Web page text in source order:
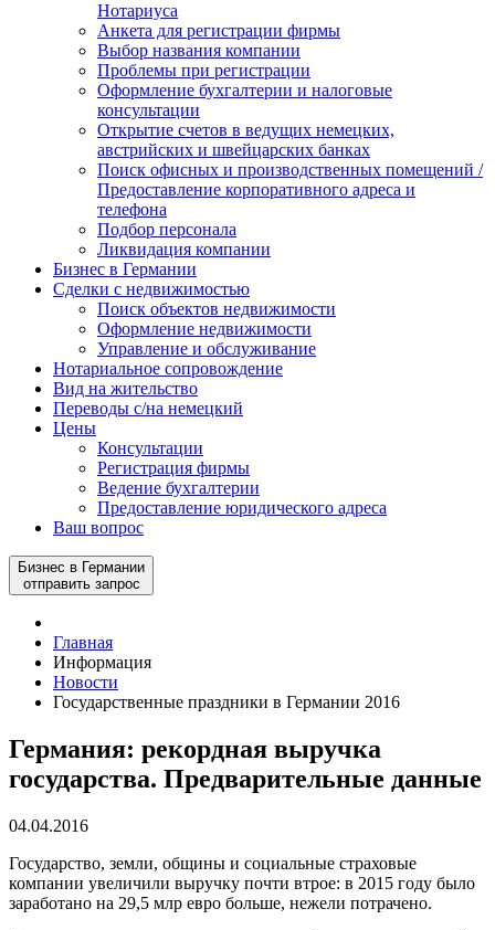
Нотариуса
Анкета для регистрации фирмы
Выбор названия компании
Проблемы при регистрации
Оформление бухгалтерии и налоговые
консультации
Открытие счетов в ведущих немецких,
австрийских и швейцарских банках
Поиск офисных и производственных помещений /
Предоставление корпоративного адреса и
телефона
Подбор персонала
Ликвидация компании
Бизнес в Германии
Сделки с недвижимостью
Поиск объектов недвижимости
Оформление недвижимости
Управление и обслуживание
Нотариальное сопровождение
Вид на жительство
Переводы с/на немецкий
Цены
Консультации
Регистрация фирмы
Ведение бухгалтерии
Предоставление юридического адреса
Ваш вопрос
Бизнес в Германии
отправить запрос
Главная
Информация
Новости
Государственные праздники в Германии 2016
Германия: рекордная выручка
государства. Предварительные данные
04.04.2016
Государство, земли, общины и социальные страховые
компании увеличили выручку почти втрое: в 2015 году было
заработано на 29,5 млр евро больше, нежели потрачено.